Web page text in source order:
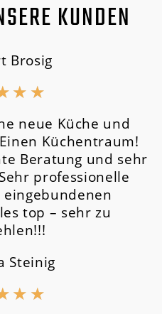
KUNDEN
Brosig
★ ★
neue Küche und
Küchentraum!
Beratung und sehr
professionelle
top – sehr zu
Steinig
★ ★